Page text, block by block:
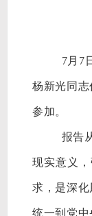
7月7
杨新光同
参加。
报告
现实意义
求，是深
统一到党